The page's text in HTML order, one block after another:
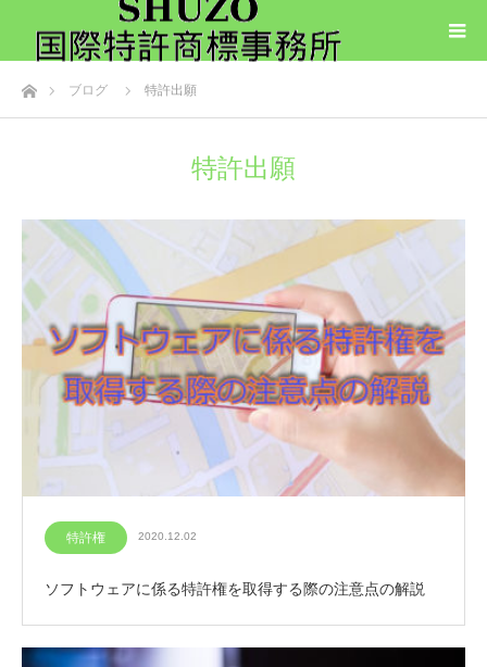
ホームブログ 特許出願
特許出願
特許権 2020.12.02
ソフトウェアに係る特許権を取得する際の注意点の解説